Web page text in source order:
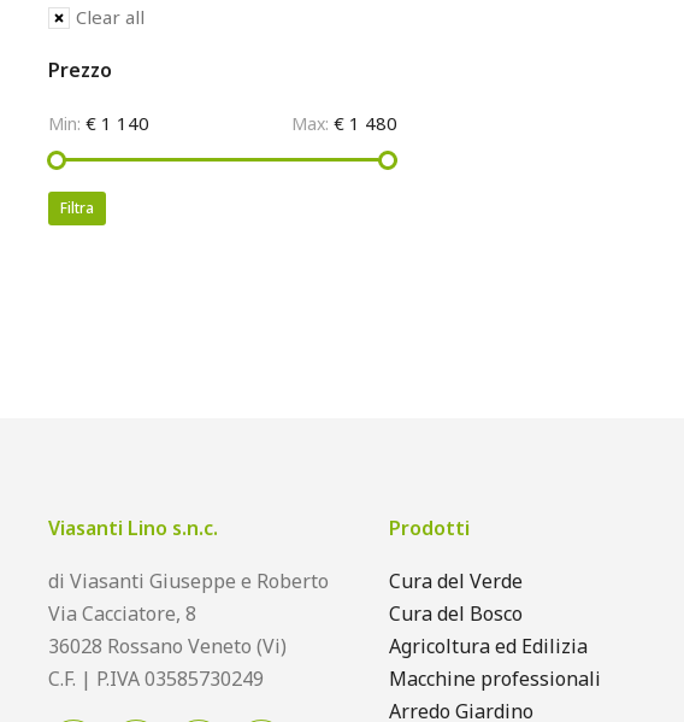
Clear all
Prezzo
Min: € 1 140 Max: € 1 480
Filtra
Viasanti Lino s.n.c.
di Viasanti Giuseppe e Roberto
Via Cacciatore, 8
36028 Rossano Veneto (Vi)
C.F. | P.IVA 03585730249
Prodotti
Cura del Verde
Cura del Bosco
Agricoltura ed Edilizia
Macchine professionali
Arredo Giardino